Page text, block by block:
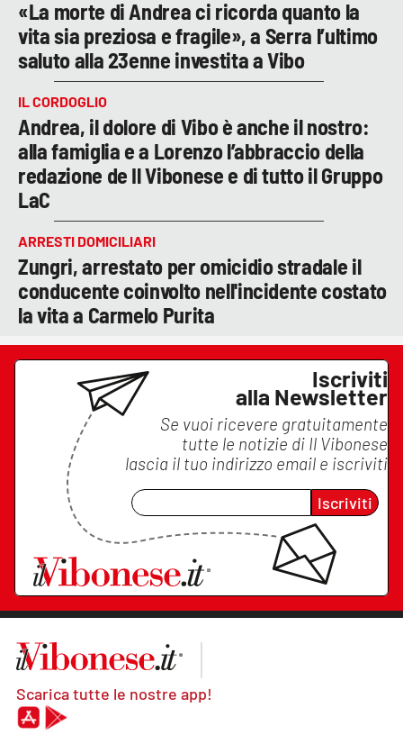
«La morte di Andrea ci ricorda quanto la
vita sia preziosa e fragile», a Serra l’ultimo
saluto alla 23enne investita a Vibo
IL CORDOGLIO
Andrea, il dolore di Vibo è anche il nostro:
alla famiglia e a Lorenzo l’abbraccio della
redazione de Il Vibonese e di tutto il Gruppo
LaC
ARRESTI DOMICILIARI
Zungri, arrestato per omicidio stradale il
conducente coinvolto nell'incidente costato
la vita a Carmelo Purita
Iscriviti
alla Newsletter
Se vuoi ricevere gratuitamente
tutte le notizie di Il Vibonese
lascia il tuo indirizzo email e iscriviti
Iscriviti
Scarica tutte le nostre app!